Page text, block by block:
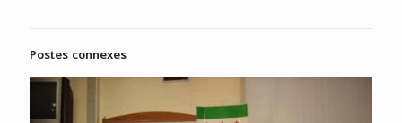
Postes connexes